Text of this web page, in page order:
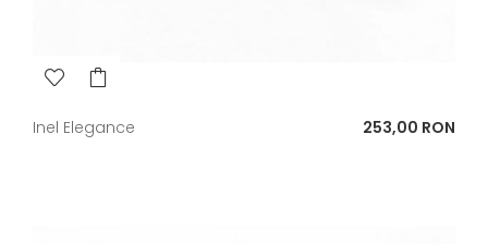
Inel Elegance Pret
253,00 RON